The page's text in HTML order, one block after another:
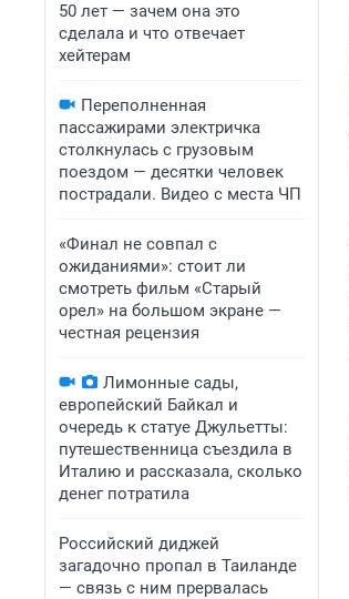
50 лет — зачем она это
сделала и что отвечает
хейтерам
Переполненная
пассажирами электричка
столкнулась с грузовым
поездом — десятки человек
пострадали. Видео с места ЧП
«Финал не совпал с
ожиданиями»: стоит ли
смотреть фильм «Старый
орел» на большом экране —
честная рецензия
Лимонные сады,
европейский Байкал и
очередь к статуе Джульетты:
путешественница съездила в
Италию и рассказала, сколько
денег потратила
Российский диджей
загадочно пропал в Таиланде
— связь с ним прервалась